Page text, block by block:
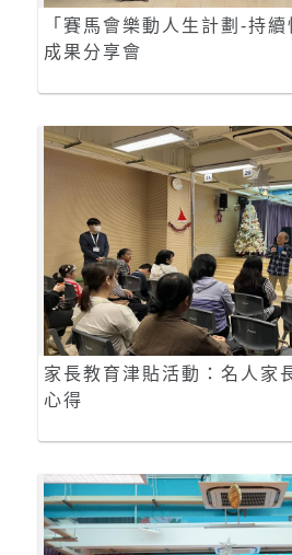
「賽馬會樂動人生計劃-持
成果分享會
家長教育津貼活動：名人家
心得